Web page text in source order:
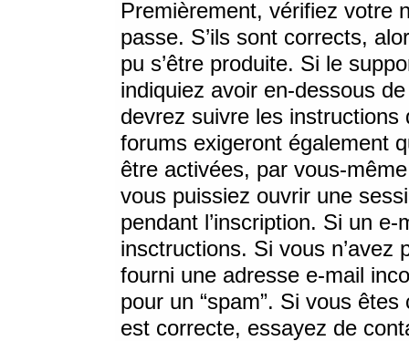
Premièrement, vérifiez votre
passe. S’ils sont corrects,
pu s’être produite. Si le
indiquiez avoir en-dessous
devrez suivre les
forums exigeront également
être activées, par vous-
vous puissiez ouvrir une
pendant l’inscription. Si un
insctructions. Si vous n’avez
fourni une adresse e-mail
pour un “spam”. Si vous
est correcte, essayez de